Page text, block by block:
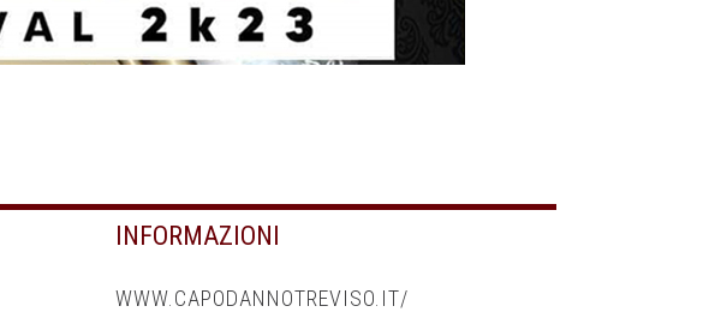
INFORMAZIONI
WWW.CAPODANNOTREVISO.IT/